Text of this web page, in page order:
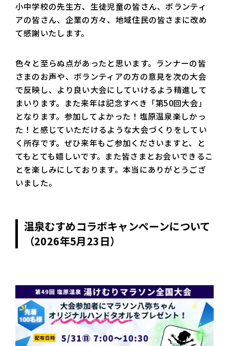
小中学校の先生方、生徒児童の皆さん、ボランティ
アの皆さん、企業の方々、地域住民の皆さまに改め
て感謝いたします。
色々と至らぬ点があったと思います。ランナーの皆
さまのお声や、ボランティアの方の意見を次の大会
で反映し、より良い大会にしていけるよう精進して
まいります。また来年は記念すべき「第50回大会」
となります。参加してよかった！塩原温泉楽しかっ
た！と感じていただけるような大会づくりをしてい
く所存です。ぜひ来年もご参加くださいますと、と
てもとても嬉しいです。また皆さまとお会いできるこ
とを楽しみにしております。本当にありがとうござ
いました。
温泉むすめコラボキャンペーンについて
（2026年5月23日）